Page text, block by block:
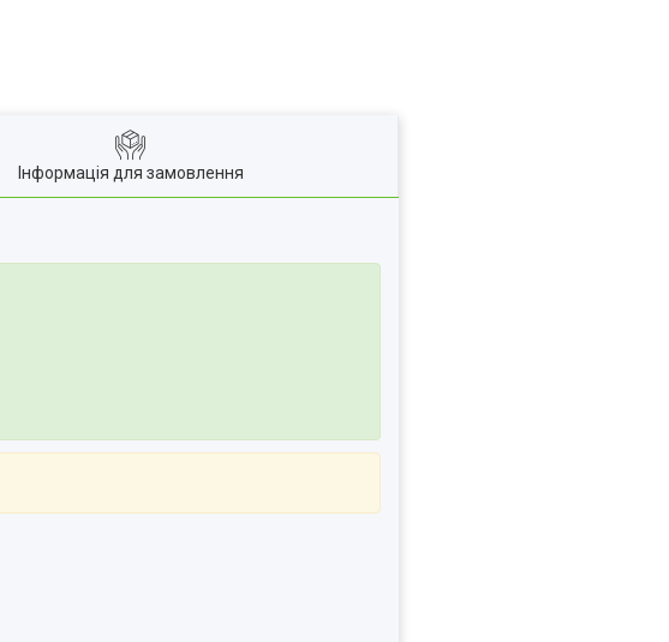
Інформація для замовлення